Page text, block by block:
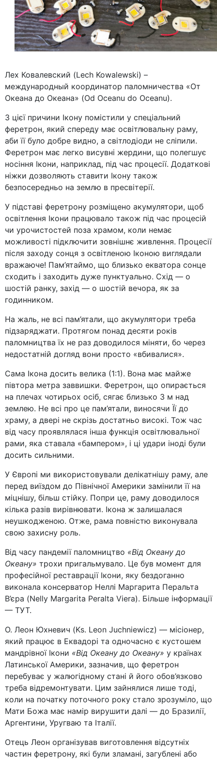
Лех Ковалевский (Lech Kowalewski) –
международный координатор паломничества «От
Океана до Океана» (Od Oceanu do Oceanu).
З цієї причини Ікону помістили у спеціальний
феретрон, який спереду має освітлювальну раму,
аби її було добре видно, а світлодіоди не сліпили.
Феретрон має легко висувні жердини, що полегшує
носіння Ікони, наприклад, під час процесії. Додаткові
ніжки дозволяють ставити Ікону також
безпосередньо на землю в пресвітерії.
У підставі феретрону розміщено акумулятори, щоб
освітлення Ікони працювало також під час процесій
чи урочистостей поза храмом, коли немає
можливості підключити зовнішнє живлення. Процесії
після заходу сонця з освітленою Іконою виглядали
вражаюче! Пам’ятаймо, що близько екватора сонце
сходить і заходить дуже пунктуально. Схід — о
шостій ранку, захід — о шостій вечора, як за
годинником.
На жаль, не всі пам’ятали, що акумулятори треба
підзаряджати. Протягом понад десяти років
паломництва їх не раз доводилося міняти, бо через
недостатній догляд вони просто «вбивалися».
Сама Ікона досить велика (1:1). Вона має майже
півтора метра заввишки. Феретрон, що опирається
на плечах чотирьох осіб, сягає близько 3 м над
землею. Не всі про це пам’ятали, виносячи Її до
храму, а двері не скрізь достатньо високі. Тож час
від часу проявлялася інша функція освітлювальної
рами, яка ставала «бампером», і ці удари іноді були
досить сильними.
У Європі ми використовували делікатнішу раму, але
перед виїздом до Північної Америки замінили її на
міцнішу, більш стійку. Попри це, раму доводилося
кілька разів вирівнювати. Ікона ж залишалася
неушкодженою. Отже, рама повністю виконувала
свою захисну роль.
Від часу пандемії паломництво «Від Океану до
Океану» трохи пригальмувало. Це був момент для
професійної реставрації Ікони, яку бездоганно
виконала консерватор Неллі Маргарита Перальта
В’єра (Nelly Margarita Peralta Viera). Більше інформації
— ТУТ.
О. Леон Юхневич (Ks. Leon Juchniewicz) — місіонер,
який працює в Еквадорі та одночасно є кустошем
мандрівної Ікони «Від Океану до Океану» у країнах
Латинської Америки, зазначив, що феретрон
перебуває у жалюгідному стані й його обов’язково
треба відремонтувати. Цим зайнялися лише тоді,
коли на початку поточного року стало зрозуміло, що
Мати Божа має намір вирушити далі — до Бразилії,
Аргентини, Уругваю та Італії.
Отець Леон організував виготовлення відсутніх
частин феретрону, які були зламані, загублені або